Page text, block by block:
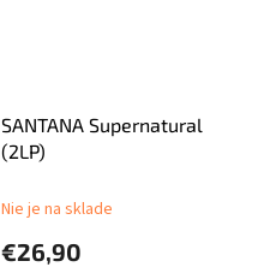
SANTANA Supernatural
(2LP)
Nie je na sklade
€26,90